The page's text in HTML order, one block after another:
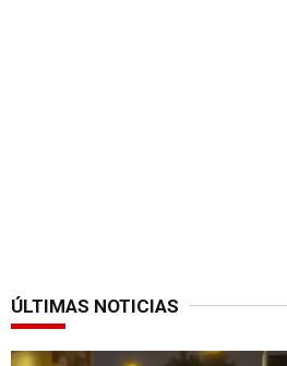
ÚLTIMAS NOTICIAS